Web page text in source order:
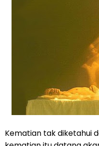
Kematian tak diketahui